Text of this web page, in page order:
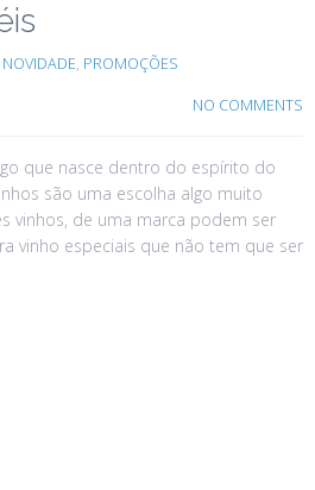
NOVIDADE, PROMOÇÕES
NO COMMENTS
que nasce dentro do espírito do
são uma escolha algo muito
vinhos, de uma marca podem ser
vinho especiais que não tem que ser